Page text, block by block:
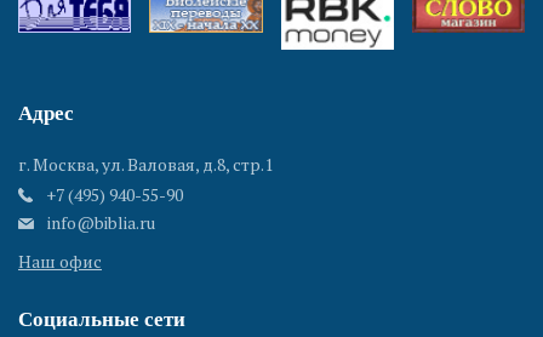
Адрес
г. Москва, ул. Валовая, д.8, стр.1
+7 (495) 940-55-90
info@biblia.ru
Наш офис
Социальные сети